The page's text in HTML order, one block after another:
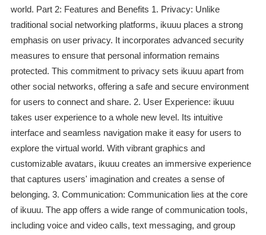
world. Part 2: Features and Benefits 1. Privacy: Unlike
traditional social networking platforms, ikuuu places a strong
emphasis on user privacy. It incorporates advanced security
measures to ensure that personal information remains
protected. This commitment to privacy sets ikuuu apart from
other social networks, offering a safe and secure environment
for users to connect and share. 2. User Experience: ikuuu
takes user experience to a whole new level. Its intuitive
interface and seamless navigation make it easy for users to
explore the virtual world. With vibrant graphics and
customizable avatars, ikuuu creates an immersive experience
that captures users' imagination and creates a sense of
belonging. 3. Communication: Communication lies at the core
of ikuuu. The app offers a wide range of communication tools,
including voice and video calls, text messaging, and group